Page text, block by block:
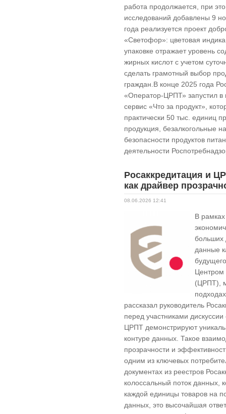
работа продолжается, при
исследований добавлены 9
года реализуется проект
«Светофор»: цветовая
упаковке отражает уровень
жирных кислот с учетом
сделать грамотный выбор
граждан.В конце 2025 года
«Оператор-ЦРПТ» запустил
сервис «Что за продукт»,
практически 50 тыс. единиц
продукция, безалкогольные
безопасности продуктов
деятельности
Росаккредитация и
как драйвер
08.06.2026 12:41
В
больших
данные
Центром
(ЦРПТ),
рассказал руководитель
перед участниками
ЦРПТ демонстрируют
контуре данных. Такое
прозрачности и
одним из ключевых
документах из реестров
колоссальный поток данных,
каждой единицы товаров на
данных, это высочайшая